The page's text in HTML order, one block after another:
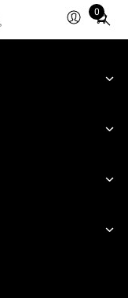
0
Total
items
cart: